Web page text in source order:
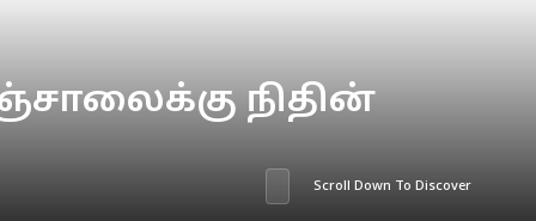
நிதின்
Scroll Down To Discover